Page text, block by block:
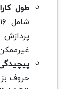
طول
حروف